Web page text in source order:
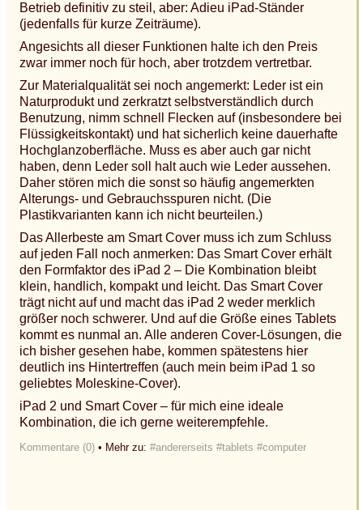
Betrieb definitiv zu steil, aber: Adieu iPad-Ständer
(jedenfalls für kurze Zeiträume).
Angesichts all dieser Funktionen halte ich den Preis
zwar immer noch für hoch, aber trotzdem vertretbar.
Zur Materialqualität sei noch angemerkt: Leder ist ein
Naturprodukt und zerkratzt selbstverständlich durch
Benutzung, nimm schnell Flecken auf (insbesondere bei
Flüssigkeitskontakt) und hat sicherlich keine dauerhafte
Hochglanzoberfläche. Muss es aber auch gar nicht
haben, denn Leder soll halt auch wie Leder aussehen.
Daher stören mich die sonst so häufig angemerkten
Alterungs- und Gebrauchsspuren nicht. (Die
Plastikvarianten kann ich nicht beurteilen.)
Das Allerbeste am Smart Cover muss ich zum Schluss
auf jeden Fall noch anmerken: Das Smart Cover erhält
den Formfaktor des iPad 2 – Die Kombination bleibt
klein, handlich, kompakt und leicht. Das Smart Cover
trägt nicht auf und macht das iPad 2 weder merklich
größer noch schwerer. Und auf die Größe eines Tablets
kommt es nunmal an. Alle anderen Cover-Lösungen, die
ich bisher gesehen habe, kommen spätestens hier
deutlich ins Hintertreffen (auch mein beim iPad 1 so
geliebtes Moleskine-Cover).
iPad 2 und Smart Cover – für mich eine ideale
Kombination, die ich gerne weiterempfehle.
Kommentare (0) • Mehr zu: #andererseits #tablets #computer